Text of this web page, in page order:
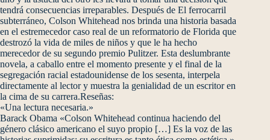
tendrá consecuencias irreparables. Después de El ferrocarril
subterráneo, Colson Whitehead nos brinda una historia basada
en el estremecedor caso real de un reformatorio de Florida que
destrozó la vida de miles de niños y que le ha hecho
merecedor de su segundo premio Pulitzer. Esta deslumbrante
novela, a caballo entre el momento presente y el final de la
segregación racial estadounidense de los sesenta, interpela
directamente al lector y muestra la genialidad de un escritor en
la cima de su carrera.Reseñas:
«Una lectura necesaria.»
Barack Obama «Colson Whitehead continua haciendo del
género clásico americano el suyo propio […] Es la voz de las